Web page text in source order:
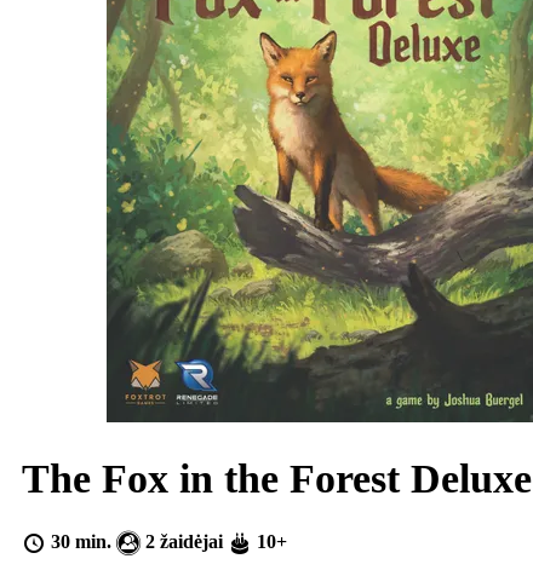
The Fox in the Forest Deluxe
30 min. 2 žaidėjai 10+